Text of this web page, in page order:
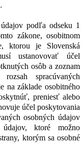
podľa odseku 1
zákone, osobitnom
ktorou je Slovenská
ustanovovať účel
osôb a zoznam
spracúvaných
na základe osobitného
preniesť alebo
účel poskytovania
osobných údajov
údajov, ktoré možno
ktorým sa osobné